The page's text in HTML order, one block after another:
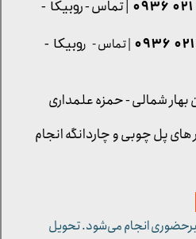
| تماس - روبیکا -
بهار شمالی - حمزه علمداری
انجام می‌شود. تحویل
| تماس - روبیکا -
های پل چوبی و چاردانگه انجام